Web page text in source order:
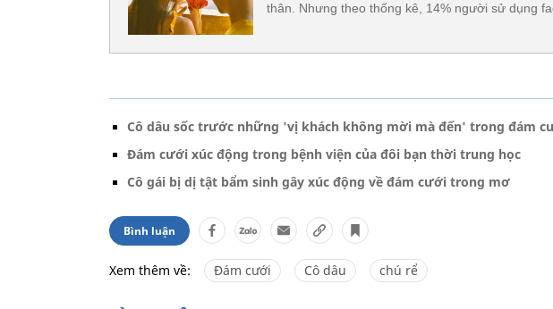
thân. Nhưng theo thống kê, 14% người sử dụng
Cô dâu sốc trước những 'vị khách không mời mà đến' trong đám
Đám cưới xúc động trong bệnh viện của đôi bạn thời trung học
Cô gái bị dị tật bẩm sinh gây xúc động về đám cưới trong mơ
Bình luận
Xem thêm về: Đám cưới Cô dâu chú rể